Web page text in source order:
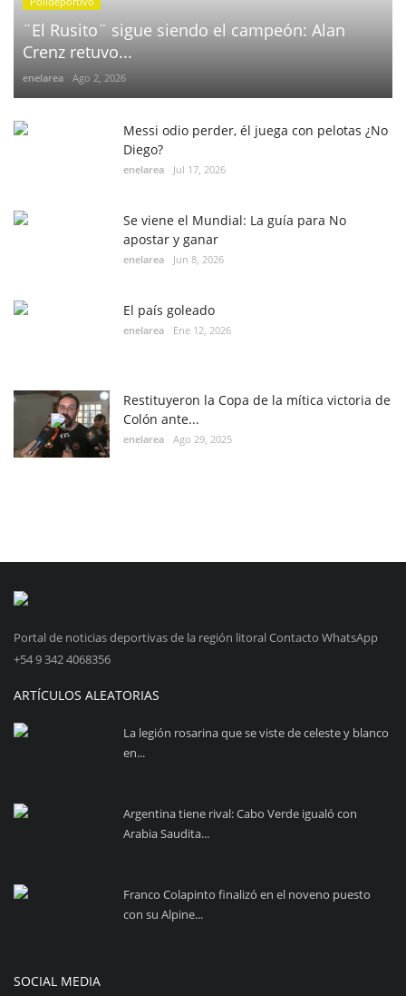
¨El Rusito¨ sigue siendo el campeón: Alan
Crenz retuvo...
enelarea Ago 2, 2026
Messi odio perder, él juega con pelotas ¿No
Diego?
enelarea Jul 17, 2026
Se viene el Mundial: La guía para No
apostar y ganar
enelarea Jun 8, 2026
El país goleado
enelarea Ene 12, 2026
Restituyeron la Copa de la mítica victoria de
Colón ante...
enelarea Ago 29, 2025
Portal de noticias deportivas de la región litoral Contacto WhatsApp
+54 9 342 4068356
ARTÍCULOS ALEATORIAS
La legión rosarina que se viste de celeste y blanco
en...
Argentina tiene rival: Cabo Verde igualó con
Arabia Saudita...
Franco Colapinto finalizó en el noveno puesto
con su Alpine...
SOCIAL MEDIA